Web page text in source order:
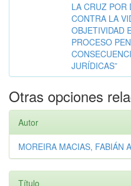
LA CRUZ POR
CONTRA LA
OBJETIVIDAD
PROCESO
JURÍDICAS”
Otras opciones
Autor
MOREIRA MACIAS, FABIÁN
Título